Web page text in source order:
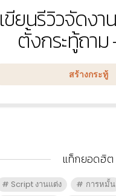
หัวข้อ
ใหม่
เขียนรีวิวจัดงา
ตั้งกระทู้ถา
สร้างกระทู้
แท็กยอดฮิต
Script งานแต่ง
การหมั้น